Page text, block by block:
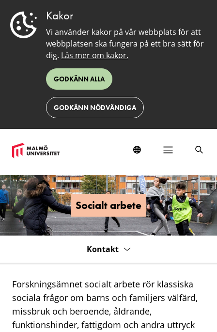
Kakor
Vi använder kakor på vår webbplats för att
webbplatsen ska fungera på ett bra sätt för
dig. Läs mer om kakor.
GODKÄNN ALLA
GODKÄNN NÖDVÄNDIGA
Socialt
arbete
Socialt arbete
Kontakt
Forskningsämnet socialt arbete rör klassiska
sociala frågor om barns och familjers välfärd,
missbruk och beroende, åldrande,
funktionshinder, fattigdom och andra uttryck